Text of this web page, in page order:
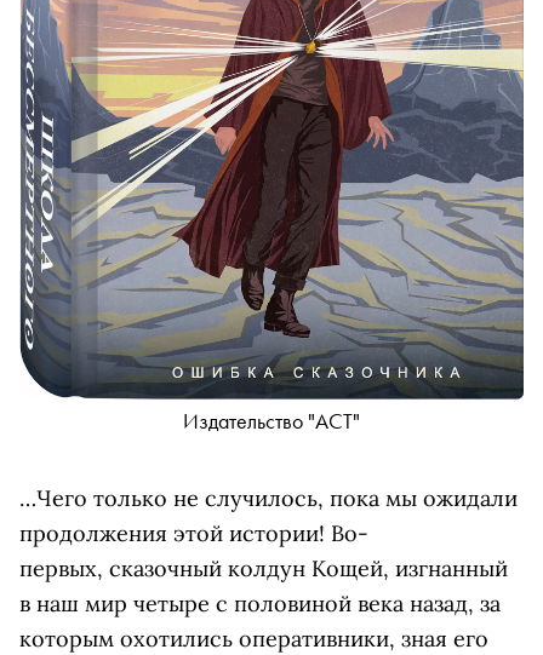
Издательство "АСТ"
…Чего только не случилось, пока мы ожидали
продолжения этой истории! Во-
первых, сказочный колдун Кощей, изгнанный
в наш мир четыре с половиной века назад, за
которым охотились оперативники, зная его